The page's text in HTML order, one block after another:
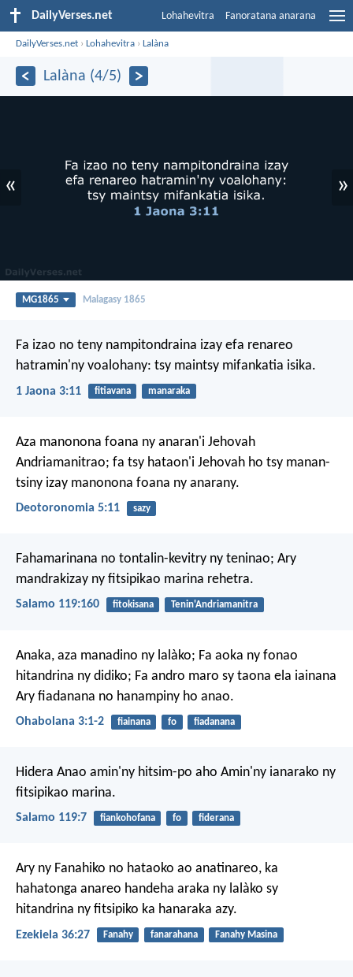
DailyVerses.net Lohahevitra Fanoratana anarana
DailyVerses.net ›Lohahevitra ›Lalàna
Lalàna (4/5)
« »
MG1865 Malagasy 1865
Fa izao no teny nampitondraina izay efa renareo
hatramin'ny voalohany: tsy maintsy mifankatia isika.
1 Jaona 3:11 fitiavana manaraka
Aza manonona foana ny anaran'i Jehovah
Andriamanitrao; fa tsy hataon'i Jehovah ho tsy manan-
tsiny izay manonona foana ny anarany.
Deotoronomia 5:11 sazy
Fahamarinana no tontalin-kevitry ny teninao; Ary
mandrakizay ny fitsipikao marina rehetra.
Salamo 119:160 fitokisana Tenin'Andriamanitra
Anaka, aza manadino ny lalàko; Fa aoka ny fonao
hitandrina ny didiko; Fa andro maro sy taona ela iainana
Ary fiadanana no hanampiny ho anao.
Ohabolana 3:1-2 fiainana fo fiadanana
Hidera Anao amin'ny hitsim-po aho Amin'ny ianarako ny
fitsipikao marina.
Salamo 119:7 fiankohofana fo fiderana
Ary ny Fanahiko no hataoko ao anatinareo, ka
hahatonga anareo handeha araka ny lalàko sy
hitandrina ny fitsipiko ka hanaraka azy.
Ezekiela 36:27 Fanahy fanarahana Fanahy Masina